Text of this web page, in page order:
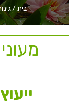
בית /